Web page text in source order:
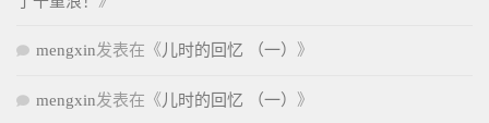
mengxin发表在《 儿时的回忆 （一） 》
mengxin发表在《 儿时的回忆 （一） 》